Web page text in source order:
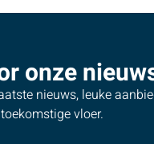
onze
nieuws, leuke
vloer.